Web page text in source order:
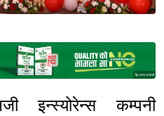
Sponsored
इन्स्योरेन्स कम्पनी